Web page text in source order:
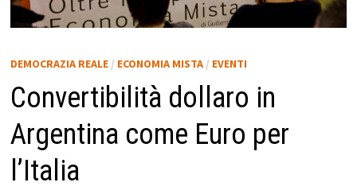
DEMOCRAZIA REALE/ ECONOMIA MISTA/ EVENTI
Convertibilità dollaro in
Argentina come Euro per
l’Italia